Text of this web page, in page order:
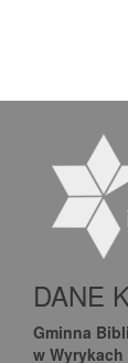
DANE
Gminna
w Wyrykach